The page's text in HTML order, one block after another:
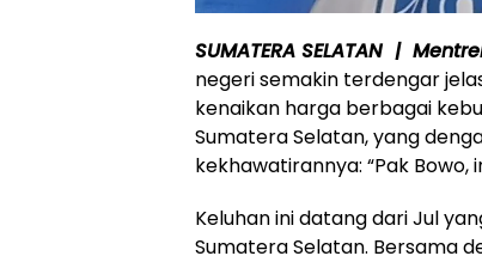
SUMATERA SELATAN |
negeri semakin terdengar
kenaikan harga berbagai
Sumatera Selatan, yang
kekhawatirannya: “Pak
Keluhan ini datang dari Jul
Sumatera Selatan. Bersama